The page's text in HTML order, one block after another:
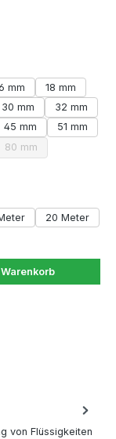
mm
18 mm
30 mm
32 mm
45 mm
51 mm
80 mm
(Diese Option ist
20 Meter
Wert ein
von Flüssigkeiten